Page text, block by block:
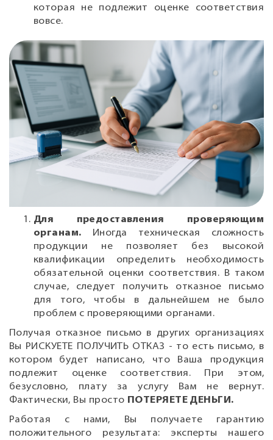
которая не подлежит оценке соответствия
вовсе.
Для предоставления проверяющим
органам. Иногда техническая сложность
продукции не позволяет без высокой
квалификации определить необходимость
обязательной оценки соответствия. В таком
случае, следует получить отказное письмо
для того, чтобы в дальнейшем не было
проблем с проверяющими органами.
Получая отказное письмо в других организациях
Вы РИСКУЕТЕ ПОЛУЧИТЬ ОТКАЗ - то есть письмо, в
котором будет написано, что Ваша продукция
подлежит оценке соответствия. При этом,
безусловно, плату за услугу Вам не вернут.
Фактически, Вы просто ПОТЕРЯЕТЕ ДЕНЬГИ.
Работая с нами, Вы получаете гарантию
положительного результата: эксперты нашего